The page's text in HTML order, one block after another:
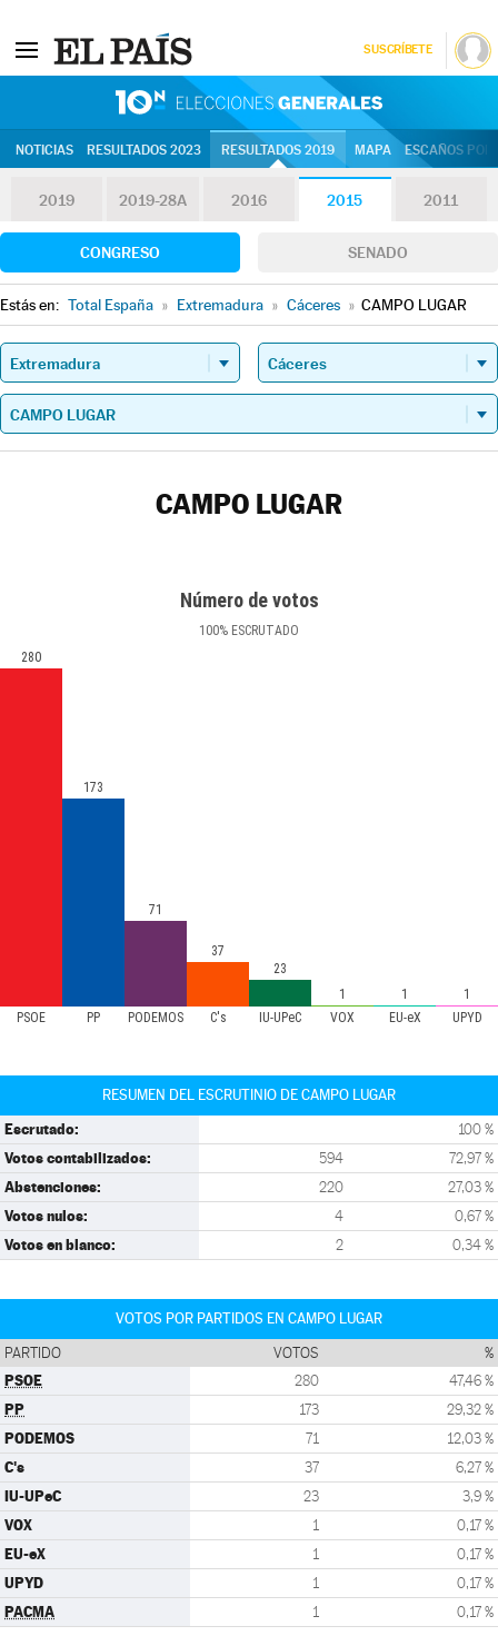
SUSCRÍBETE
NOTICIAS RESULTADOS 2023 RESULTADOS 2019 MAPA ESCAÑOS
2019 2019-28A 2016 2015 2011
CONGRESO SENADO
Estás en: Total España » Extremadura » Cáceres » CAMPO LUGAR
CAMPO LUGAR
Número de votos
100% ESCRUTADO
PSOE PP PODEMOS C's IU-UPeC VOX EU-eX UPYD
280
173
71
37
23
1
1 1
RESUMEN DEL ESCRUTINIO DE CAMPO LUGAR
Escrutado: 100 %
Votos contabilizados: 594 72,97 %
Abstenciones: 220 27,03 %
Votos nulos: 4 0,67 %
Votos en blanco: 2 0,34 %
VOTOS POR PARTIDOS EN CAMPO LUGAR
PARTIDO VOTOS %
PSOE 280 47,46 %
PP 173 29,32 %
PODEMOS 71 12,03 %
C's 37 6,27 %
IU-UPeC 23 3,9 %
VOX 1 0,17 %
EU-eX 1 0,17 %
UPYD 1 0,17 %
PACMA 1 0,17 %